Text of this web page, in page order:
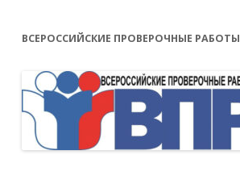
ВСЕРОССИЙСКИЕ ПРОВЕРОЧНЫЕ РАБОТЫ